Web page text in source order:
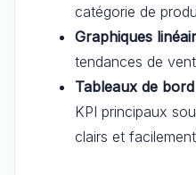
catégorie de
Graphiques
tendances de
Tableaux de
KPI principaux
clairs et